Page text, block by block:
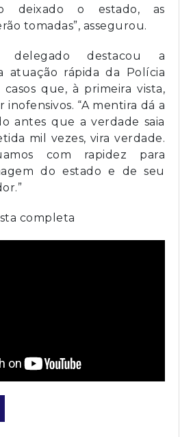
deixado o estado, as
tomadas”, assegurou.
destacou a
atuação rápida da Polícia
que, à primeira vista,
“A mentira dá a
antes que a verdade saia
mil vezes, vira verdade.
com rapidez para
do estado e de seu
completa